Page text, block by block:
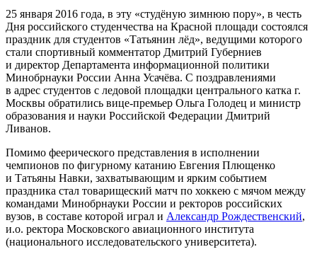
25 января 2016 года, в эту «студёную зимнюю пору», в честь
Дня российского студенчества на Красной площади состоялся
праздник для студентов «Татьянин лёд», ведущими которого
стали спортивный комментатор Дмитрий Губерниев
и директор Департамента информационной политики
Минобрнауки России Анна Усачёва. С поздравлениями
в адрес студентов с ледовой площадки центрального катка г.
Москвы обратились вице-премьер Ольга Голодец и министр
образования и науки Российской Федерации Дмитрий
Ливанов.
Помимо феерического представления в исполнении
чемпионов по фигурному катанию Евгения Плющенко
и Татьяны Навки, захватывающим и ярким событием
праздника стал товарищеский матч по хоккею с мячом между
командами Минобрнауки России и ректоров российских
вузов, в составе которой играл и Александр Рождественский,
и.о. ректора Московского авиационного института
(национального исследовательского университета).